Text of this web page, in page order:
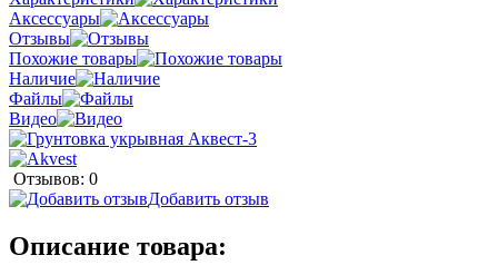
Аксессуары
Отзывы
Похожие товары
Наличие
Файлы
Видео
Отзывов: 0
Добавить отзыв
Описание товара: